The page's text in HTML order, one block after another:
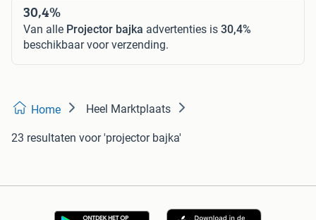
30,4%
Van alle Projector bajka advertenties is 30,4%
beschikbaar voor verzending.
Home Heel Marktplaats
23 resultaten voor 'projector bajka'